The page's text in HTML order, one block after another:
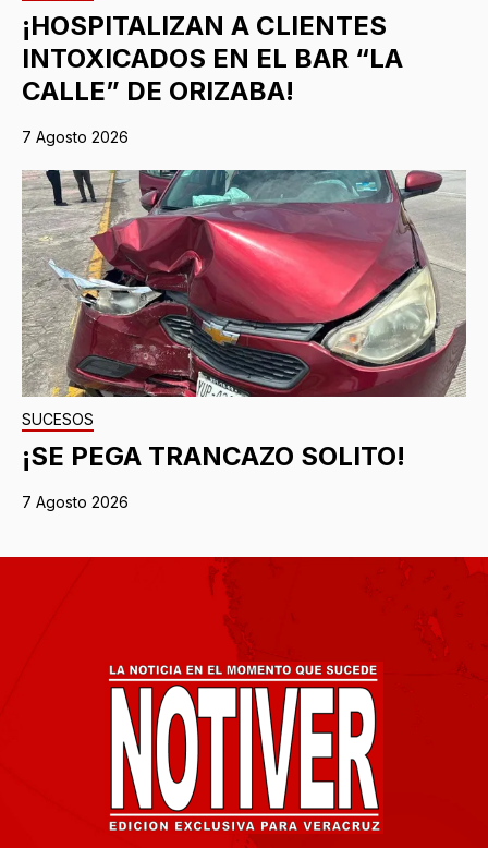
¡HOSPITALIZAN A CLIENTES
INTOXICADOS EN EL BAR “LA
CALLE” DE ORIZABA!
7 Agosto 2026
SUCESOS
¡SE PEGA TRANCAZO SOLITO!
7 Agosto 2026